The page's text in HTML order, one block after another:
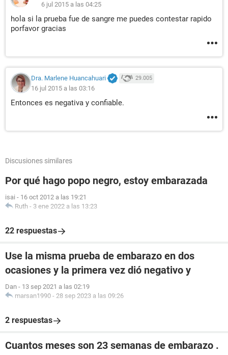
6 jul 2015 a las 04:25
hola si la prueba fue de sangre me puedes contestar rapido
porfavor gracias
Dra. Marlene Huancahuari 29.005
16 jul 2015 a las 03:16
Entonces es negativa y confiable.
Discusiones similares
Por qué hago popo negro, estoy embarazada
isai - 16 oct 2012 a las 19:21
Ruth - 3 ene 2022 a las 13:23
22 respuestas
Use la misma prueba de embarazo en dos
ocasiones y la primera vez dió negativo y
Dan - 13 sep 2021 a las 02:19
marsan1990 - 28 sep 2023 a las 09:26
2 respuestas
Cuantos meses son 23 semanas de embarazo .